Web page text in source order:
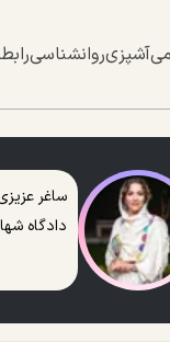
آشپزیروانشناسی
ساغر
دادگاه